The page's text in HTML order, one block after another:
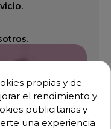
propias y de
el rendimiento y
publicitarias y
una experiencia